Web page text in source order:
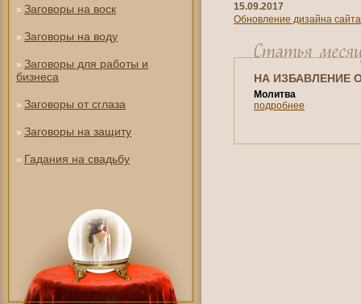
» Заговоры на воск
» Заговоры на воду
» Заговоры для работы и
бизнеса
» Заговоры от сглаза
» Заговоры на защиту
» Гадания на свадьбу
15.09.2017
Обновление дизайна сайта
НА ИЗБАВЛЕНИЕ
Молитва
подробнее